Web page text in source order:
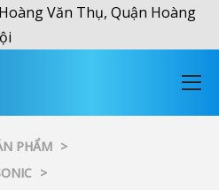
Văn Thụ, Quận Hoàng
PHẨM >
>